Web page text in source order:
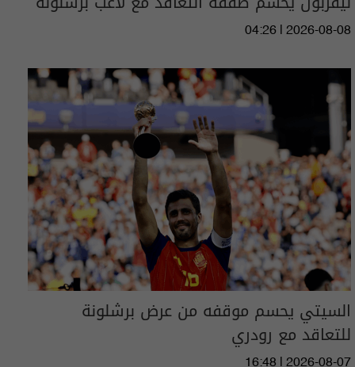
04:26 | 2026-08-08
السيتي يحسم موقفه من عرض برشلونة
للتعاقد مع رودري
16:48 | 2026-08-07